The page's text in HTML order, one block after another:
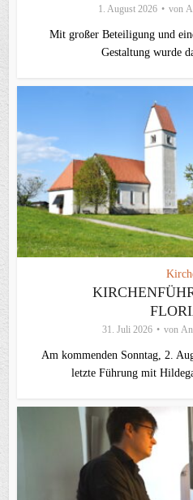
1. August 2026 von
Mit großer Beteiligung und
Gestaltung wurde
31. Juli 2026 von
Am kommenden Sonntag, 2.
letzte Führung mit